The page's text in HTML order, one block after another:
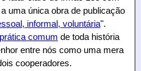
uma única obra de publicação
informal, voluntária".
comum de toda história
entre nós como uma mera
cooperadores.